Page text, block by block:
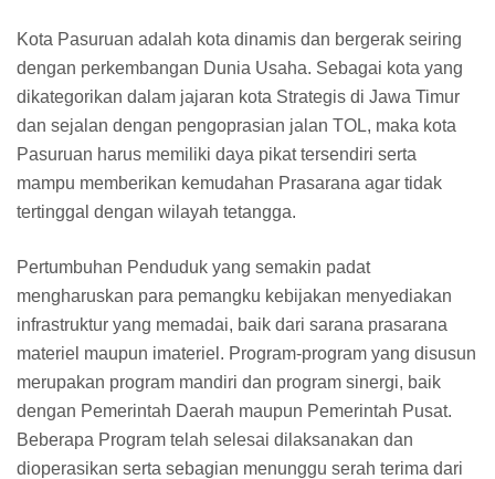
Kota Pasuruan adalah kota dinamis dan bergerak seiring
dengan perkembangan Dunia Usaha. Sebagai kota yang
dikategorikan dalam jajaran kota Strategis di Jawa Timur
dan sejalan dengan pengoprasian jalan TOL, maka kota
Pasuruan harus memiliki daya pikat tersendiri serta
mampu memberikan kemudahan Prasarana agar tidak
tertinggal dengan wilayah tetangga.
Pertumbuhan Penduduk yang semakin padat
mengharuskan para pemangku kebijakan menyediakan
infrastruktur yang memadai, baik dari sarana prasarana
materiel maupun imateriel. Program-program yang disusun
merupakan program mandiri dan program sinergi, baik
dengan Pemerintah Daerah maupun Pemerintah Pusat.
Beberapa Program telah selesai dilaksanakan dan
dioperasikan serta sebagian menunggu serah terima dari